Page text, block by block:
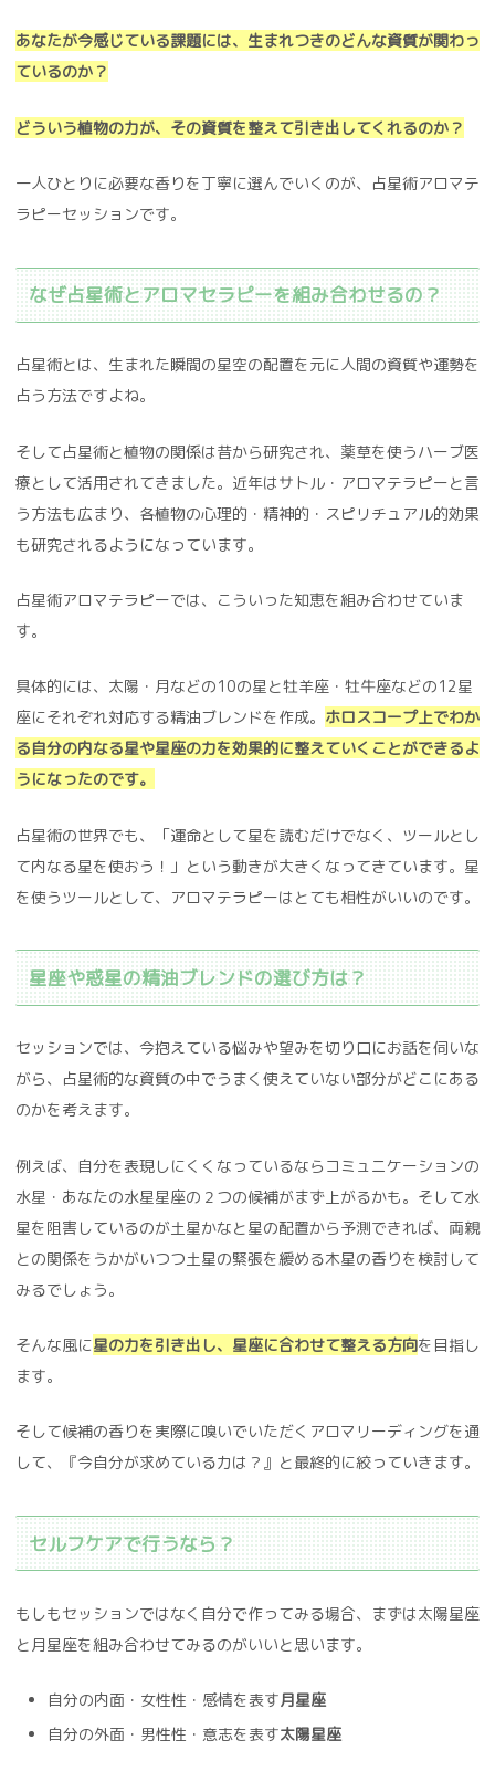
あなたが今感じている課題には、生まれつきのどんな資質が関わっ
ているのか？
どういう植物の力が、その資質を整えて引き出してくれるのか？
一人ひとりに必要な香りを丁寧に選んでいくのが、占星術アロマテ
ラピーセッションです。
なぜ占星術とアロマセラピーを組み合わせるの？
占星術とは、生まれた瞬間の星空の配置を元に人間の資質や運勢を
占う方法ですよね。
そして占星術と植物の関係は昔から研究され、薬草を使うハーブ医
療として活用されてきました。近年はサトル・アロマテラピーと言
う方法も広まり、各植物の心理的・精神的・スピリチュアル的効果
も研究されるようになっています。
占星術アロマテラピーでは、こういった知恵を組み合わせていま
す。
具体的には、太陽・月などの10の星と牡羊座・牡牛座などの12星
座にそれぞれ対応する精油ブレンドを作成。 ホロスコープ上でわか
る自分の内なる星や星座の力を効果的に整えていくことができるよ
うになったのです。
占星術の世界でも、「運命として星を読むだけでなく、ツールとし
て内なる星を使おう！」という動きが大きくなってきています。星
を使うツールとして、アロマテラピーはとても相性がいいのです。
星座や惑星の精油ブレンドの選び方は？
セッションでは、今抱えている悩みや望みを切り口にお話を伺いな
がら、占星術的な資質の中でうまく使えていない部分がどこにある
のかを考えます。
例えば、自分を表現しにくくなっているならコミュニケーションの
水星・あなたの水星星座の２つの候補がまず上がるかも。そして水
星を阻害しているのが土星かなと星の配置から予測できれば、両親
との関係をうかがいつつ土星の緊張を緩める木星の香りを検討して
みるでしょう。
そんな風に星の力を引き出し、星座に合わせて整える方向を目指し
ます。
そして候補の香りを実際に嗅いでいただくアロマリーディングを通
して、『今自分が求めている力は？』と最終的に絞っていきます。
セルフケアで行うなら？
もしもセッションではなく自分で作ってみる場合、まずは太陽星座
と月星座を組み合わせてみるのがいいと思います。
自分の内面・女性性・感情を表す月星座
自分の外面・男性性・意志を表す太陽星座